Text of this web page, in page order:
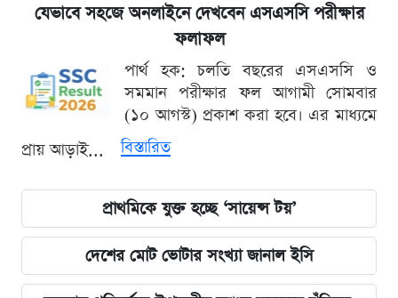
যেভাবে সহজে অনলাইনে দেখবেন এসএসসি পরীক্ষার
ফলাফল
পার্থ হক: চলতি বছরের এসএসসি ও
সমমান পরীক্ষার ফল আগামী সোমবার
(১০ আগস্ট) প্রকাশ করা হবে। এর মাধ্যমে
প্রায় আড়াই...
বিস্তারিত
প্রাথমিকে যুক্ত হচ্ছে ‘সায়েন্স টয়’
দেশের মোট ভোটার সংখ্যা জানাল ইসি